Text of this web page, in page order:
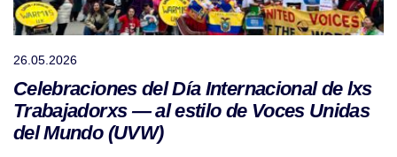
26.05.2026
Celebraciones del Día Internacional de lxs
Trabajadorxs — al estilo de Voces Unidas
del Mundo (UVW)